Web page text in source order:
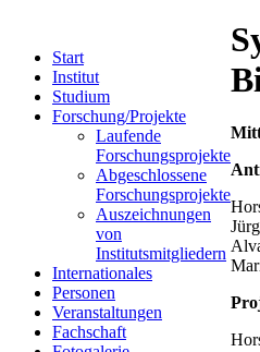
Start
Institut
Studium
Forschung/Projekte
Laufende
Forschungsprojekte
Abgeschlossene
Forschungsprojekte
Auszeichnungen
von
Institutsmitgliedern
Internationales
Personen
Veranstaltungen
Fachschaft